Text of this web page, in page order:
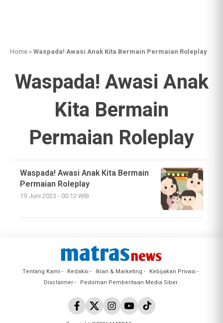
Home »Waspada! Awasi Anak Kita Bermain Permaian Roleplay
Waspada! Awasi Anak
Kita Bermain
Permaian Roleplay
Waspada! Awasi Anak Kita Bermain
Permaian Roleplay
19 Juni 2023 - 00:12 WIB
Tentang Kami Redaksi Iklan & Marketing
Kebijakan Privasi
Disclaimer
Pedoman Pemberitaan Media Siber